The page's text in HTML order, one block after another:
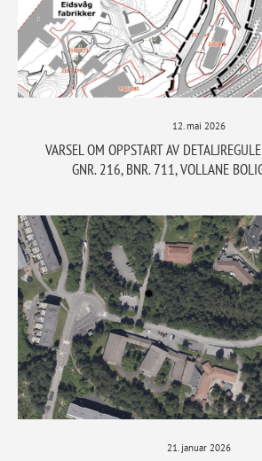
12. mai 2026
VARSEL OM OPPSTART AV
GNR. 216, BNR. 711, VOLLANE
21. januar 2026